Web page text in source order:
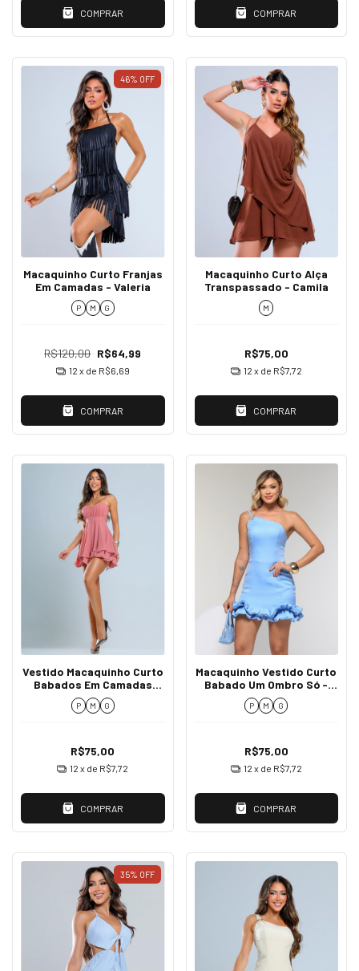
COMPRAR COMPRAR
46% OFF
Macaquinho Curto Franjas
Em Camadas - Valeria
P M G
R$120,00 R$64,99
12 x de R$6,69
COMPRAR
Macaquinho Curto Alça
Transpassado - Camila
M
R$75,00
12 x de R$7,72
COMPRAR
Vestido Macaquinho Curto
Babados Em Camadas
Alcinha Busto Grapeado -
Loma
P M G
R$75,00
12 x de R$7,72
COMPRAR
Macaquinho Vestido Curto
Babado Um Ombro Só -
Morena
P M G
R$75,00
12 x de R$7,72
COMPRAR
35% OFF